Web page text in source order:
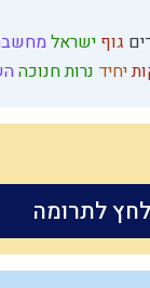
גוף ישראל
יחיד נרות חנוכה
לחץ לתרומה